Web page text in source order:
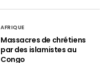
AFRIQUE
Massacres de chrétiens
par des islamistes au
Congo